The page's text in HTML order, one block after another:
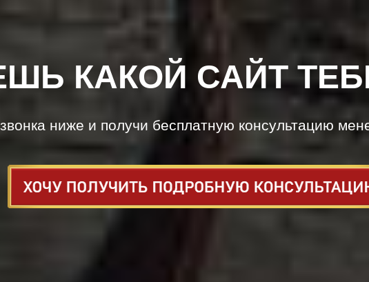
КАКОЙ САЙТ
ниже и получи бесплатную консультацию